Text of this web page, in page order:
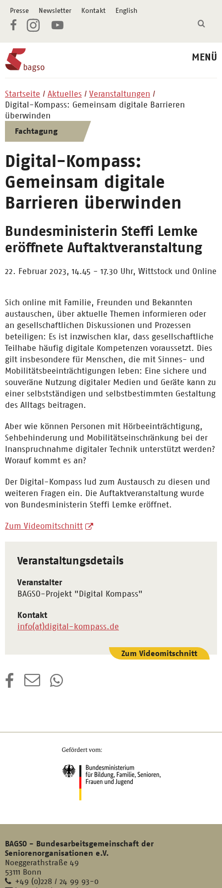
Presse Newsletter Kontakt English
MENÜ
Startseite Aktuelles
Veranstaltungen
Digital-Kompass: Gemeinsam digitale Barrieren
überwinden
Fachtagung
Digital-Kompass:
Gemeinsam digitale
Barrieren überwinden
Bundesministerin Steffi Lemke
eröffnete Auftaktveranstaltung
22. Februar 2023, 14.45 - 17.30 Uhr, Wittstock und Online
Sich online mit Familie, Freunden und Bekannten
austauschen, über aktuelle Themen informieren oder
an gesellschaftlichen Diskussionen und Prozessen
beteiligen: Es ist inzwischen klar, dass gesellschaftliche
Teilhabe häufig digitale Kompetenzen voraussetzt. Dies
gilt insbesondere für Menschen, die mit Sinnes- und
Mobilitätsbeeinträchtigungen leben: Eine sichere und
souveräne Nutzung digitaler Medien und Geräte kann zu
einer selbstständigen und selbstbestimmten Gestaltung
des Alltags beitragen.
Aber wie können Personen mit Hörbeeinträchtigung,
Sehbehinderung und Mobilitätseinschränkung bei der
Inanspruchnahme digitaler Technik unterstützt werden?
Worauf kommt es an?
Der Digital-Kompass lud zum Austausch zu diesen und
weiteren Fragen ein. Die Auftaktveranstaltung wurde
von Bundesministerin Steffi Lemke eröffnet.
Zum Videomitschnitt
Veranstaltungsdetails
Veranstalter
BAGSO-Projekt "Digital Kompass"
Kontakt
info(at)digital-kompass.de
Zum Videomitschnitt
BAGSO - Bundesarbeitsgemeinschaft der
Seniorenorganisationen e.V.
Noeggerathstraße 49
53111 Bonn
Telefon
+49 (0)228 / 24 99 93-0